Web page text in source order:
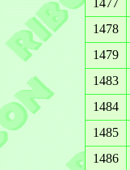
1477
1478
1479
1483
1484
1485
1486